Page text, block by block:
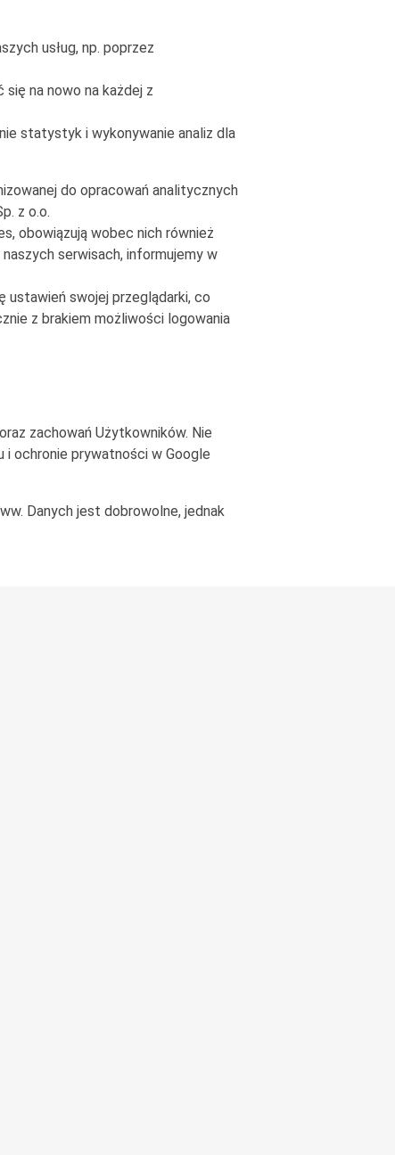
usług, np. poprzez
na nowo na każdej z
statystyk i wykonywanie analiz dla
do opracowań analitycznych
z o.o.
obowiązują wobec nich również
serwisach, informujemy w
ustawień swojej przeglądarki, co
z brakiem możliwości logowania
zachowań Użytkowników. Nie
i ochronie prywatności w Google
Danych jest dobrowolne, jednak